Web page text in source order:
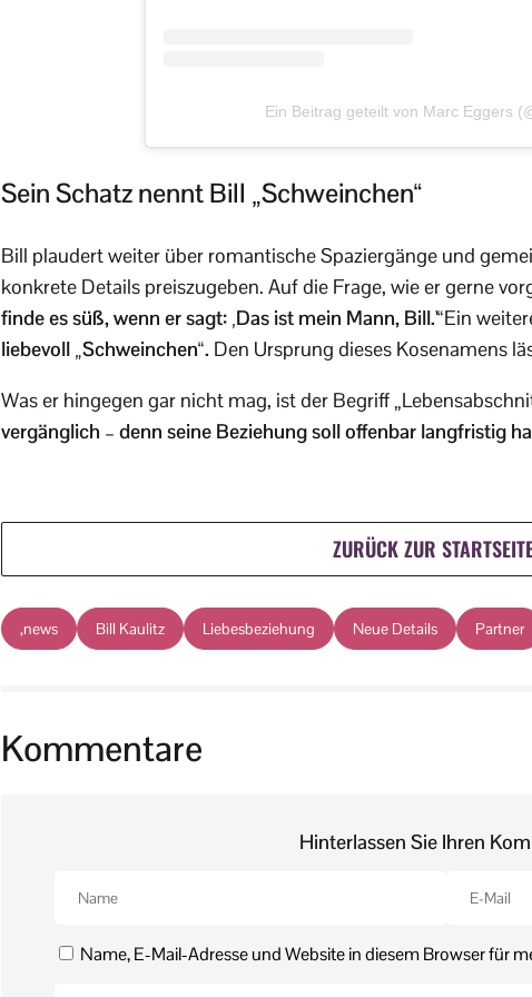
Ein Beitrag geteilt von Marc Eggers
Sein Schatz nennt Bill „Schweinchen“
Bill plaudert weiter über romantische Spaziergänge und
konkrete Details preiszugeben. Auf die Frage, wie er gerne
finde es süß, wenn er sagt: ‚Das ist mein Mann, Bill.'“Ein
liebevoll „Schweinchen“. Den Ursprung dieses Kosenamens
Was er hingegen gar nicht mag, ist der Begriff
vergänglich – denn seine Beziehung soll offenbar langfristig
ZURÜCK ZUR
,news Bill Kaulitz Liebesbeziehung Neue Details Partner
Kommentare
Hinterlassen Sie Ihren
Name, E-Mail-Adresse und Website in diesem Browser für